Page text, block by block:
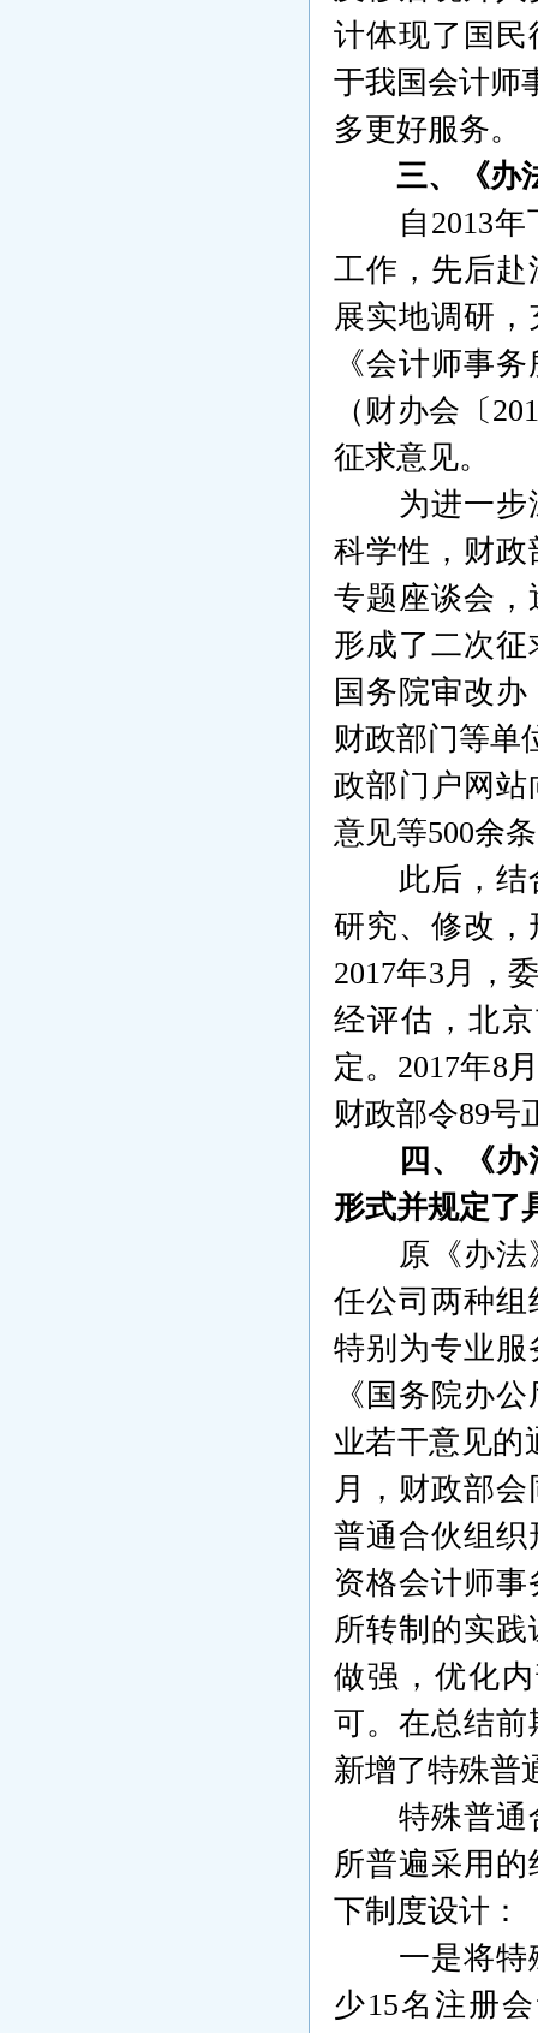
计体现了国民
于我国会计师
多更好服务。
三、《办
自 2013年
工作，先后
展实地调研
《会计师事
（财办会〔
征求意见。
为进一
科学性，财政
专题座谈会
形成了二次
国务院审改
财政部门等单
政部门户网
意见等500余
此后，
研究、修改
2017年3月，
经评估，北
定。 2017年8
财政部令89号
四、《
形式并规定了
原《办
任公司两种
特别为专业
《国务院办
业若干意见的
月，财政部
普通合伙组
资格会计师
所转制的实践
做强，优化
可。在总结
新增了特殊普
特殊普通
所普遍采用
下制度设计：
一是将特
少15名注册